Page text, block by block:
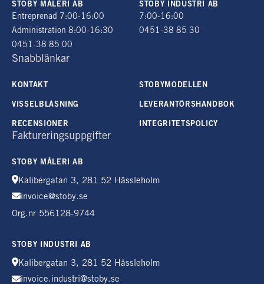
STOBY MÅLERI AB
Entreprenad 7:00-16:00
Administration 8:00-16:30
0451-38 85 00
STOBY INDUSTRI AB
7:00-16:00
0451-38 85 30
Snabblänkar
KONTAKT STOBYMODELLEN
VISSELBLÅSNING LEVERANTÖRSHANDBOK
RECENSIONER INTEGRITETSPOLICY
Faktureringsuppgifter
STOBY MÅLERI AB
Kalibergatan 3, 281 52 Hässleholm
invoice@stoby.se
Org.nr 556128-9744
STOBY INDUSTRI AB
Kalibergatan 3, 281 52 Hässleholm
invoice.industri@stoby.se